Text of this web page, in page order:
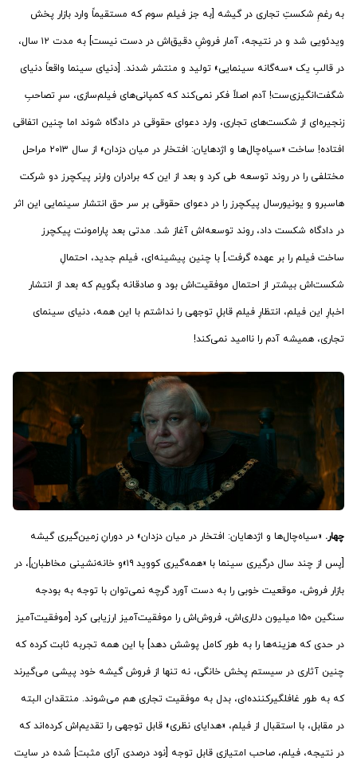
به رغمِ شکستِ تجاری در گیشه [به جز فیلم سوم که مستقیماً وارد بازار پخش
ویدئویی شد و در نتیجه، آمار فروشِ دقیق‌اش در دست نیست] به مدت ۱۲ سال،
در قالبِ یک «سه‌گانه سینمایی» تولید و منتشر شدند. [دنیای سینما واقعاً دنیای
شگفت‌انگیزی‌ست! آدم اصلاً فکر نمی‌کند که کمپانی‌های فیلم‌سازی، سرِ تصاحبِ
زنجیره‌ای از شکست‌های تجاری، وارد دعوای حقوقی در دادگاه شوند اما چنین اتفاقی
افتاده! ساخت «سیاه‌‌چال‌‌ها و اژدهایان: افتخار در میان دزدان» از سال ۲۰۱۳ مراحل
مختلفی را در روند توسعه طی کرد و بعد از این که برادران وارنر پیکچرز دو شرکت
هاسبرو و یونیورسال پیکچرز را در دعوای حقوقی بر سر حق انتشار سینمایی این اثر
در دادگاه شکست داد، روند توسعه‌اش آغاز شد. مدتی بعد پارامونت پیکچرز
ساخت فیلم را بر عهده گرفت.] با چنین پیشینه‌ای، فیلم جدید، احتمالِ
شکست‌اش بیشتر از احتمال موفقیت‌اش بود و صادقانه بگویم که بعد از انتشار
اخبارِ این فیلم، انتظارِ فیلم قابلِ توجهی را نداشتم با این همه، دنیای سینمای
تجاری، همیشه آدم را ناامید نمی‌کند!
چهار. «سیاه‌‌چال‌‌ها و اژدهایان: افتخار در میان دزدان» در دورانِ زمین‌گیری گیشه
[پس از چند سال درگیری سینما با «همه‌گیری کووید ۱۹»و خانه‌نشینی مخاطبان]، در
بازار فروش، موقعیت خوبی را به دست آورد گرچه نمی‌توان با توجه به بودجه
سنگین ۱۵۰ میلیون دلاری‌اش، فروش‌اش را موفقیت‌آمیز ارزیابی کرد [موفقیت‌آمیز
در حدی که هزینه‌ها را به طور کامل پوشش دهد] با این همه تجربه ثابت کرده که
چنین آثاری در سیستم پخش خانگی، نه تنها از فروش گیشه خود پیشی می‌گیرند
که به طور غافلگیرکننده‌ای، بدل به موفقیت تجاری هم می‌شوند. منتقدان البته
در مقابل، با استقبال از فیلم، «هدایای نظری» قابل توجهی را تقدیم‌اش کرد‌ه‌اند که
در نتیجه، فیلم، صاحب امتیازی قابل توجه [نود درصدی آرای مثبت] شده در سایت